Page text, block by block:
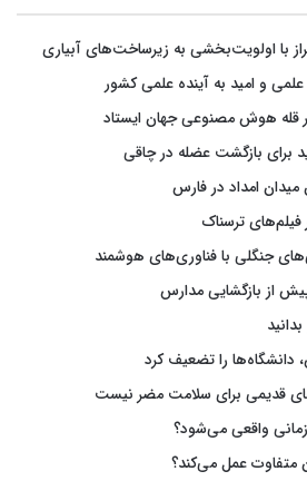
با اولویت‌بخشی به زیرساخت‌های آبیاری
و امید به آینده علمی کشور
قله هوش مصنوعی جهان ایستاد
برای بازگشت عضله در چاقی
امداد در فارس
ترسناک
جنگلی با فناوری‌های هوشمند
را تضعیف کرد
قدیمی برای سلامت مضر نیست
واقعی می‌شود؟
متفاوت عمل می‌کند؟